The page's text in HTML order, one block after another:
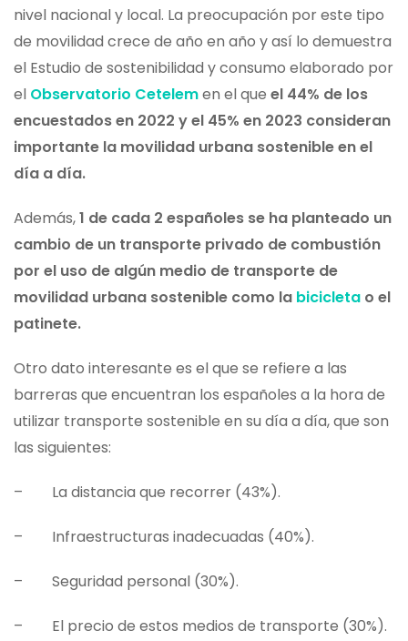
nivel nacional y local. La preocupación por este tipo
de movilidad crece de año en año y así lo demuestra
el Estudio de sostenibilidad y consumo elaborado por
el Observatorio Cetelemen el que el 44% de los
encuestados en 2022 y el 45% en 2023 consideran
importante la movilidad urbana sostenible en el
día a día.
Además,1 de cada 2 españoles se ha planteado un
cambio de un transporte privado de combustión
por el uso de algún medio de transporte de
movilidad urbana sostenible como la bicicleta o el
patinete.
Otro dato interesante es el que se refiere a las
barreras que encuentran los españoles a la hora de
utilizar transporte sostenible en su día a día, que son
las siguientes:
– La distancia que recorrer (43%).
– Infraestructuras inadecuadas (40%).
– Seguridad personal (30%).
– El precio de estos medios de transporte (30%).